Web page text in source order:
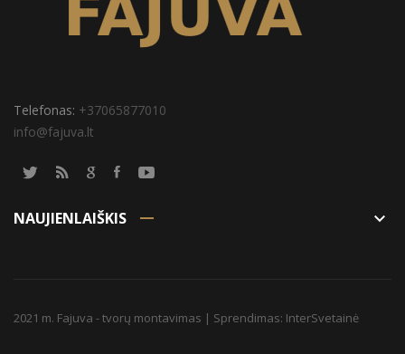
Telefonas: +37065877010
info@fajuva.lt
NAUJIENLAIŠKIS keyboard_arrow_down
2021 m. Fajuva - tvorų montavimas | Sprendimas: InterSvetainė